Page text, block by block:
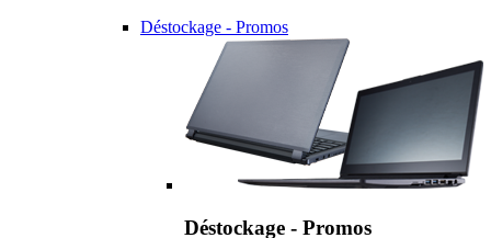
Déstockage - Promos
Déstockage - Promos